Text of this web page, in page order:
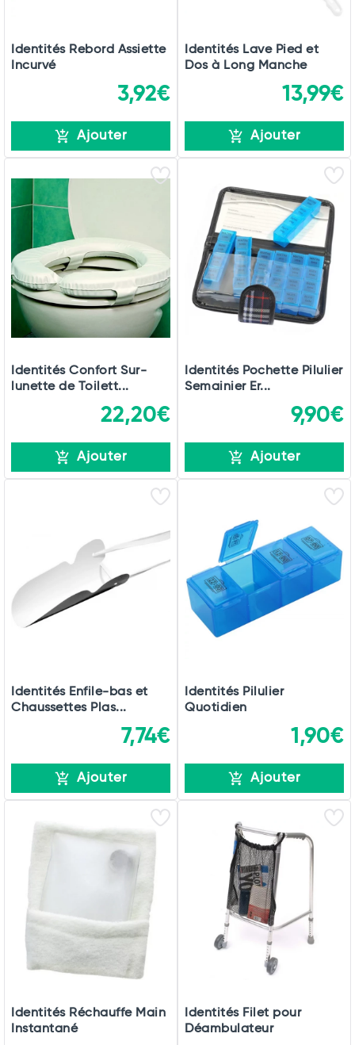
Identités Rebord Assiette
Incurvé
3,92€
Ajouter
Identités Lave Pied et
Dos à Long Manche
13,99€
Ajouter
Identités Confort Sur-
lunette de Toilett...
22,20€
Ajouter
Identités Pochette Pilulier
Semainier Er...
9,90€
Ajouter
Identités Enfile-bas et
Chaussettes Plas...
7,74€
Ajouter
Identités Pilulier
Quotidien
1,90€
Ajouter
Identités Réchauffe Main
Instantané
Identités Filet pour
Déambulateur